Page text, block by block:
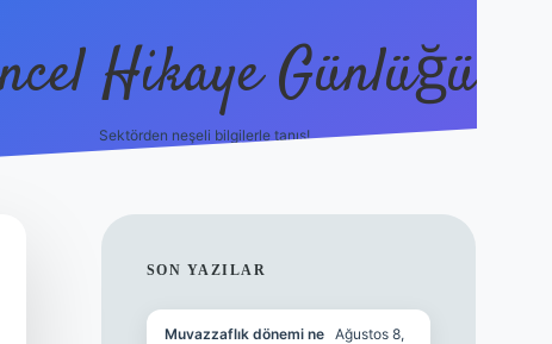
Hikaye Günlüğü
Sektörden neşeli bilgilerle tanış!
SIDEBAR
SON YAZILAR
Muvazzaflık dönemi ne
Ağustos 8,
https://